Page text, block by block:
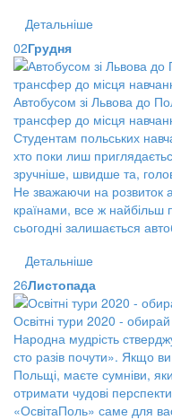
Детальніше
02Грудня
Автобусом зі Львова до
трансфер до місця
Студентам польських
хто поки лиш
зручніше, швидше та,
Не зважаючи на розвиток
країнами, все ж найбільш
сьогодні залишається
Детальніше
26Листопада
Освітні тури 2020 - обирай
Народна мудрість
сто разів почути». Якщо
Польщі, маєте сумніви,
отримати чудові
«ОсвітаПоль» саме для